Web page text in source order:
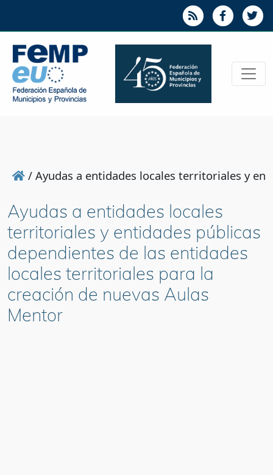
/ Ayudas a entidades locales territoriales y
Ayudas a entidades locales
territoriales y entidades públicas
dependientes de las entidades
locales territoriales para la
creación de nuevas Aulas
Mentor